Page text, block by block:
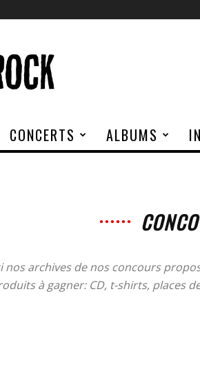
CONCERTS ALBUMS
nos archives de nos concours
à gagner: CD, t-shirts, places